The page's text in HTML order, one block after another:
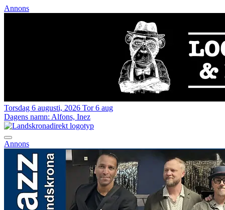
Annons
Torsdag 6 augusti, 2026 Tor 6 aug
Dagens namn: Alfons, Inez
Annons